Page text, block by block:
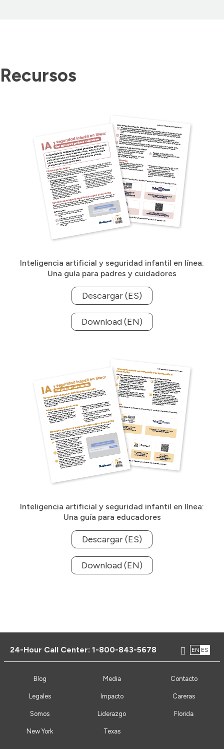
Recursos
Inteligencia artificial y seguridad infantil en línea:
Una guía para padres y cuidadores
Descargar (ES)
Download (EN)
Inteligencia artificial y seguridad infantil en línea:
Una guía para educadores
Descargar (ES)
Download (EN)
24-Hour Call Center: 1-800-843-5678 EN ES
Blog Media Contacto
Legales Impacto Careras
Somos Liderazgo Florida
New York Texas